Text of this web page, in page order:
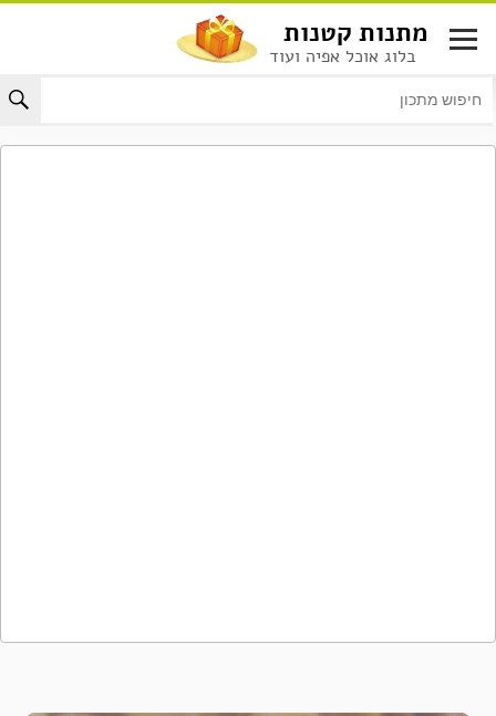
לתוכן
מתנות קטנות
בלוג אוכל אפיה ועוד